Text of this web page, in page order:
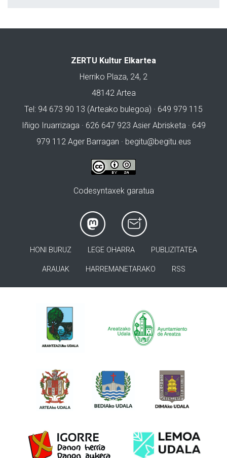
ZERTU Kultur Elkartea
Herriko Plaza, 24, 2
48142 Artea
Tel: 94 673 90 13 (Arteako bulegoa) · 649 979 115
Iñigo Iruarrizaga · 626 647 923 Asier Abrisketa · 649
979 112 Ager Barragan · begitu@begitu.eus
Codesyntaxek garatua
HONI BURUZ LEGE OHARRA PUBLIZITATEA
ARAUAK HARREMANETARAKO RSS